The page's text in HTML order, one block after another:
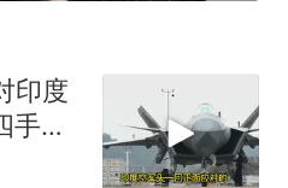
印度
手老